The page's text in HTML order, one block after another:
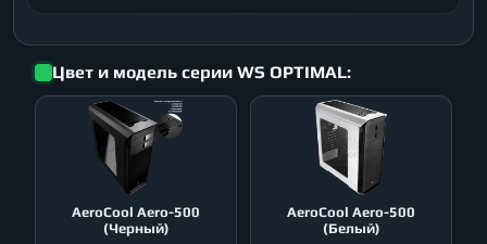
Цвет и модель серии WS OPTIMAL:
AeroСool Aero-500
(Черный)
AeroСool Aero-500
(Белый)